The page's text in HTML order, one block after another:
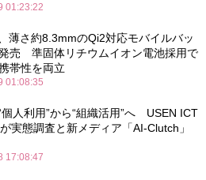
01:23:22
薄さ約8.3mmのQi2対応モバイルバッ
売 準固体リチウムイオン電池採用で
帯性を両立
01:08:35
個人利用”から“組織活用”へ USEN ICT
実態調査と新メディア「AI-Clutch」
17:08:47